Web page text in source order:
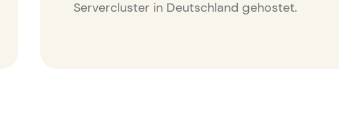
Servercluster in Deutschland gehostet.